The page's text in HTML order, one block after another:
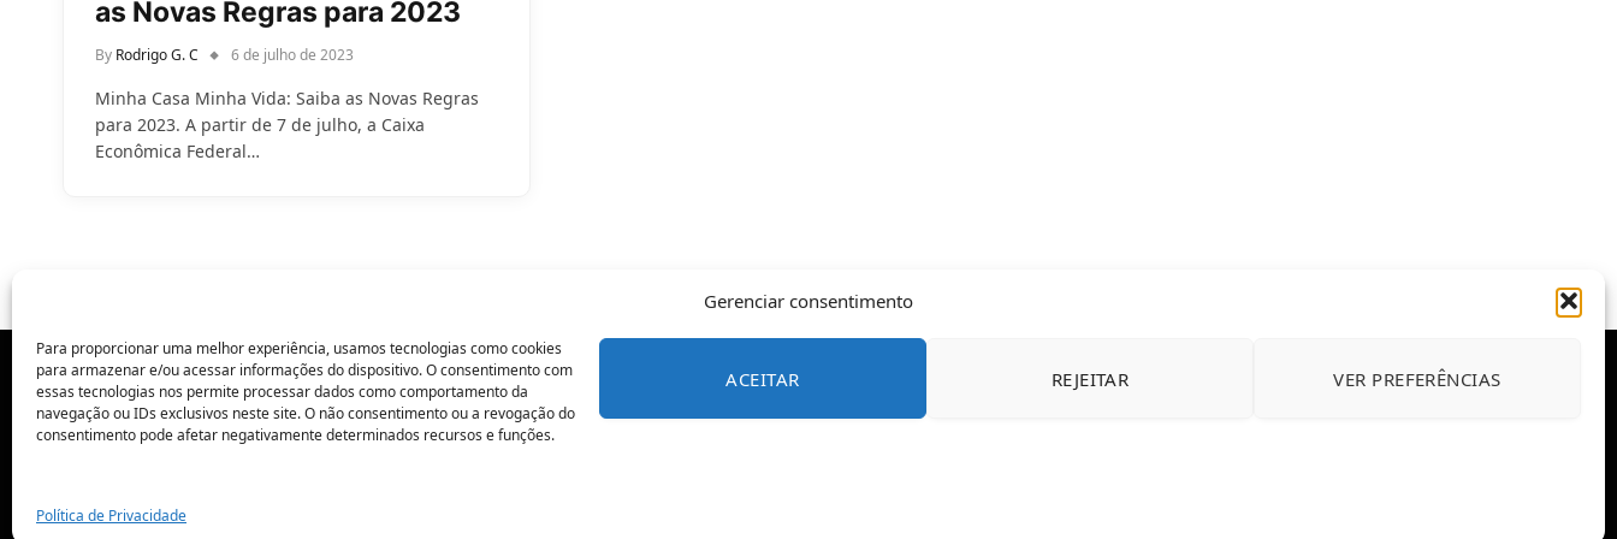
Gerenciar consentimento
Para proporcionar uma melhor experiência, usamos tecnologias como cookies
para armazenar e/ou acessar informações do dispositivo. O consentimento com
essas tecnologias nos permite processar dados como comportamento da
navegação ou IDs exclusivos neste site. O não consentimento ou a revogação do
consentimento pode afetar negativamente determinados recursos e funções.
ACEITAR REJEITAR VER PREFERÊNCIAS
Política de Privacidade
as Novas Regras para 2023
By Rodrigo G. C 6 de julho de 2023
Minha Casa Minha Vida: Saiba as Novas Regras
para 2023. A partir de 7 de julho, a Caixa
Econômica Federal…
POLÍTICA DE PRIVACIDADE CONTATO SOBRE NÓS